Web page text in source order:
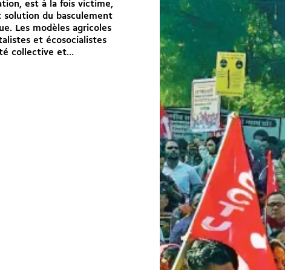
est à la fois victime,
solution du basculement
Les modèles agricoles
et écosocialistes
collective et...